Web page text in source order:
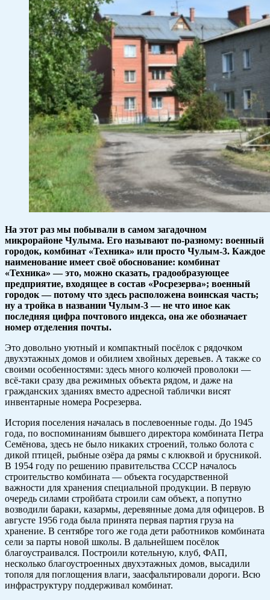
На этот раз мы побывали в самом загадочном
микрорайоне Чулыма. Его называют по-разному: военный
городок, комбинат «Техника» или просто Чулым-3. Каждое
наименование имеет своё обоснование: комбинат
«Техника» — это, можно сказать, градообразующее
предприятие, входящее в состав «Росрезерва»; военный
городок — потому что здесь расположена воинская часть;
ну а тройка в названии Чулым-3 — не что иное как
последняя цифра почтового индекса, она же обозначает
номер отделения почты.
Это довольно уютный и компактный посёлок с рядочком
двухэтажных домов и обилием хвойных деревьев. А также со
своими особенностями: здесь много колючей проволоки —
всё-таки сразу два режимных объекта рядом, и даже на
гражданских зданиях вместо адресной таблички висят
инвентарные номера Росрезерва.
История поселения началась в послевоенные годы. До 1945
года, по воспоминаниям бывшего директора комбината Петра
Семёнова, здесь не было никаких строений, только болота с
дикой птицей, рыбные озёра да рямы с клюквой и брусникой.
В 1954 году по решению правительства СССР началось
строительство комбината — объекта государственной
важности для хранения специальной продукции. В первую
очередь силами стройбата строили сам объект, а попутно
возводили бараки, казармы, деревянные дома для офицеров. В
августе 1956 года была принята первая партия груза на
хранение. В сентябре того же года дети работников комбината
сели за парты новой школы. В дальнейшем посёлок
благоустраивался. Построили котельную, клуб, ФАП,
несколько благоустроенных двухэтажных домов, высадили
тополя для поглощения влаги, заасфальтировали дороги. Всю
инфраструктуру поддерживал комбинат.